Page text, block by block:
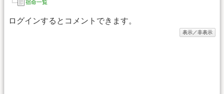
宿命一覧
ログインするとコメントできます。